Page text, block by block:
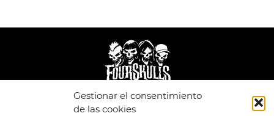
Gestionar el consentimiento
de las cookies